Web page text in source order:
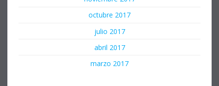
octubre 2017
julio 2017
abril 2017
marzo 2017